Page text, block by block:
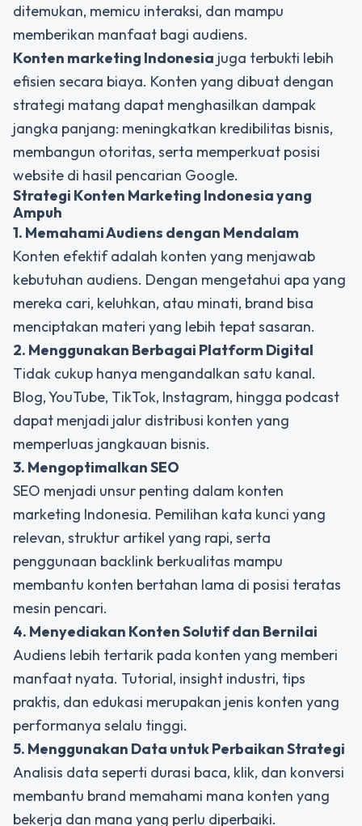
ditemukan, memicu interaksi, dan mampu
memberikan manfaat bagi audiens.
Konten marketing Indonesia juga terbukti lebih
efisien secara biaya. Konten yang dibuat dengan
strategi matang dapat menghasilkan dampak
jangka panjang: meningkatkan kredibilitas bisnis,
membangun otoritas, serta memperkuat posisi
website di hasil pencarian Google.
Strategi Konten Marketing Indonesia yang
Ampuh
1. Memahami Audiens dengan Mendalam
Konten efektif adalah konten yang menjawab
kebutuhan audiens. Dengan mengetahui apa yang
mereka cari, keluhkan, atau minati, brand bisa
menciptakan materi yang lebih tepat sasaran.
2. Menggunakan Berbagai Platform Digital
Tidak cukup hanya mengandalkan satu kanal.
Blog, YouTube, TikTok, Instagram, hingga podcast
dapat menjadi jalur distribusi konten yang
memperluas jangkauan bisnis.
3. Mengoptimalkan SEO
SEO menjadi unsur penting dalam konten
marketing Indonesia. Pemilihan kata kunci yang
relevan, struktur artikel yang rapi, serta
penggunaan backlink berkualitas mampu
membantu konten bertahan lama di posisi teratas
mesin pencari.
4. Menyediakan Konten Solutif dan Bernilai
Audiens lebih tertarik pada konten yang memberi
manfaat nyata. Tutorial, insight industri, tips
praktis, dan edukasi merupakan jenis konten yang
performanya selalu tinggi.
5. Menggunakan Data untuk Perbaikan Strategi
Analisis data seperti durasi baca, klik, dan konversi
membantu brand memahami mana konten yang
bekerja dan mana yang perlu diperbaiki.